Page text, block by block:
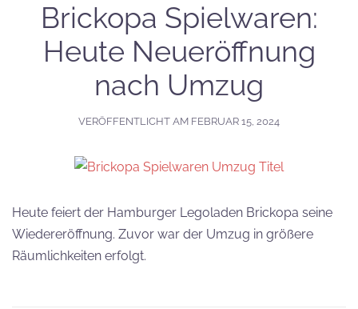
Brickopa Spielwaren:
Heute Neueröffnung
nach Umzug
VERÖFFENTLICHT AM FEBRUAR 15, 2024
Heute feiert der Hamburger Legoladen Brickopa seine
Wiedereröffnung. Zuvor war der Umzug in größere
Räumlichkeiten erfolgt.